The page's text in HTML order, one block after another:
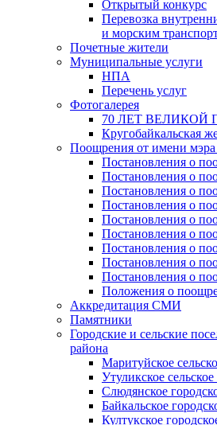
Открытый конкурс
Перевозка
и морским
Почетные жители
Муниципальные услуги
НПА
Перечень услуг
Фотогалерея
70 ЛЕТ ВЕЛИКОЙ
Кругобайкальская
Поощрения от имени
Постановления о
Постановления о
Постановления о
Постановления о
Постановления о
Постановления о
Постановления о
Постановления о
Постановления о
Положения о
Аккредитация СМИ
Памятники
Городские и сельские
района
Маритуйское
Утуликское
Слюдянское
Байкальское
Култукское